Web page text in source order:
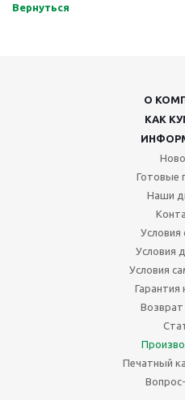
Вернуться
О
КАК
Готовые
Наши
Условия
Условия
Условия
Гарантия
Возврат
Печатный